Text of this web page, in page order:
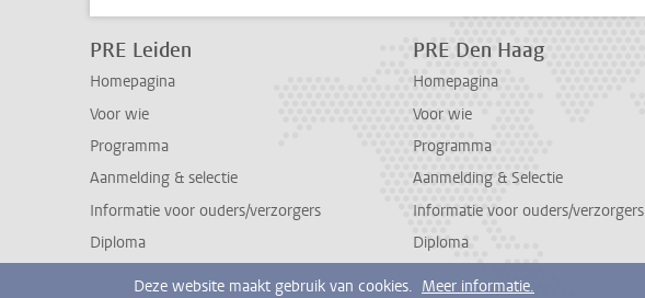
PRE Leiden
Homepagina
Voor wie
Programma
Aanmelding & selectie
Informatie voor ouders/verzorgers
Diploma
PRE Den Haag
Homepagina
Voor wie
Programma
Aanmelding & Selectie
Informatie voor ouders/verzorgers
Diploma
Deze website maakt gebruik van cookies. Meer informatie.